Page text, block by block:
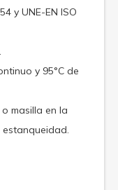
y UNE-EN ISO
y 95°C de
masilla en la
estanqueidad.